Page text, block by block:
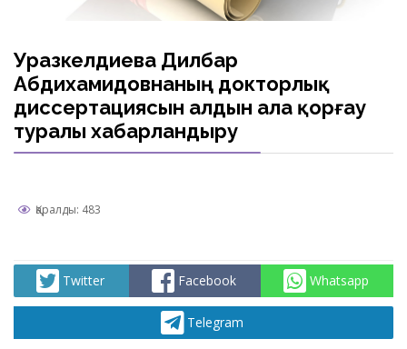
Уразкелдиева Дилбар
Абдихамидовнаның докторлық
диссертациясын алдын ала қорғау
туралы хабарландыру
Қаралды: 483
Twitter Facebook Whatsapp
Telegram